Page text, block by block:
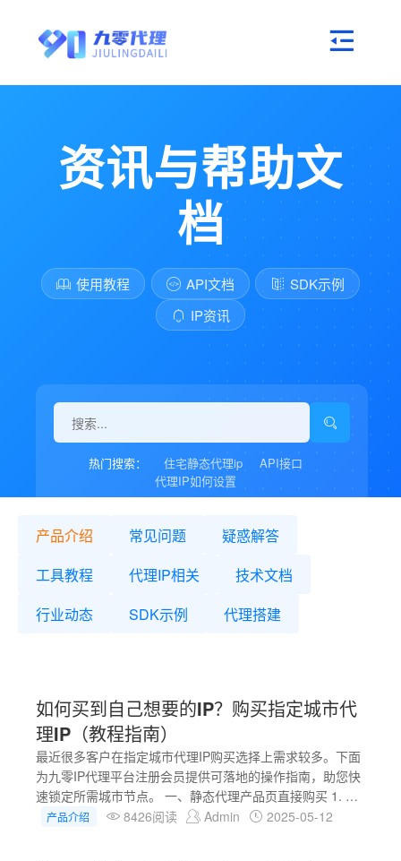
资讯与帮助文
档
使用教程 API文档
SDK示例
IP资讯
热门搜索： 住宅静态代理ip
API接口
代理IP如何设置
产品介绍 常见问题
疑惑解答
工具教程
代理IP相关
技术文档
行业动态
SDK示例 代理搭建
如何买到自己想要的IP？购买指定城市代
理IP（教程指南）
最近很多客户在指定城市代理IP购买选择上需求较多。下面
为九零IP代理平台注册会员提供可落地的操作指南，助您快
速锁定所需城市节点。 一、静态代理产品页直接购买 1. 九
零IP代理平台注册会员 新用户享有的权益： 享受充值折扣
产品介绍 8426阅读 Admin 2025-05-12